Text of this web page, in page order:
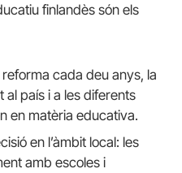
finlandès són els
cada deu anys, la
al país i a les diferents
en matèria educativa.
en l’àmbit local: les
amb escoles i